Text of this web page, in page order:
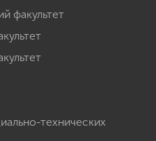
факультет
технических